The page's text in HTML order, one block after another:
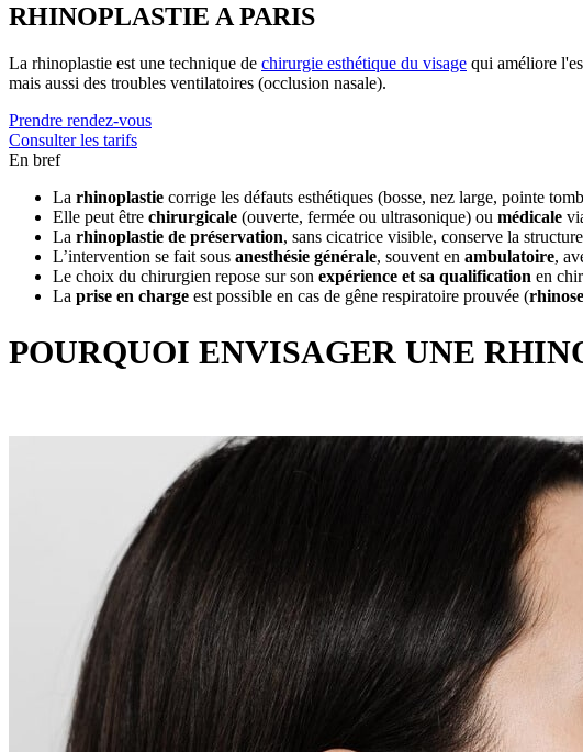
RHINOPLASTIE A PARIS
La rhinoplastie est une technique de chirurgie esthétique du visage qui améliore
mais aussi des troubles ventilatoires (occlusion nasale).
Prendre rendez-vous
Consulter les tarifs
En bref
La rhinoplastie corrige les défauts esthétiques (bosse, nez large, pointe
Elle peut être chirurgicale (ouverte, fermée ou ultrasonique) ou médicale
La rhinoplastie de préservation, sans cicatrice visible, conserve la
L’intervention se fait sous anesthésie générale, souvent en ambulatoire,
Le choix du chirurgien repose sur son expérience et sa qualification en
La prise en charge est possible en cas de gêne respiratoire prouvée (
POURQUOI ENVISAGER UNE